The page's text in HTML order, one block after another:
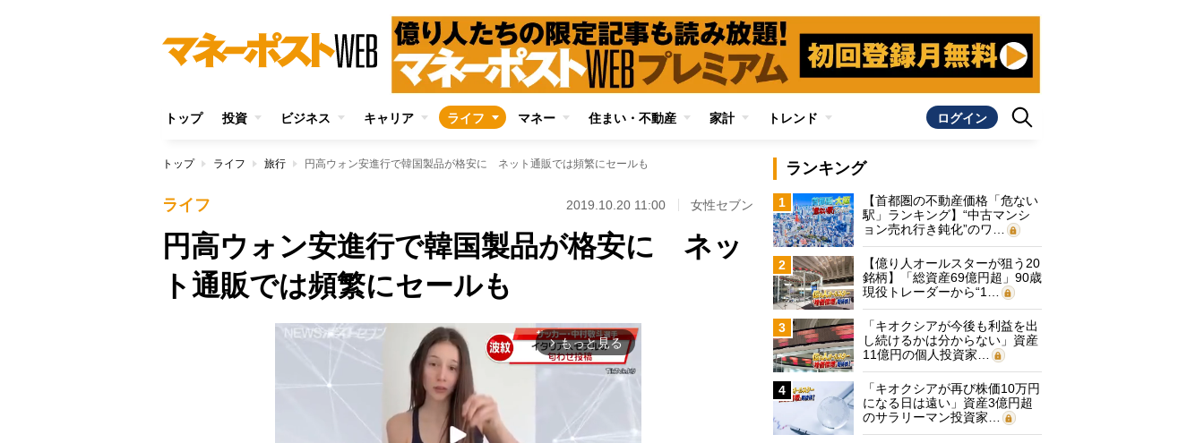
トップ 投資 ビジネス キャリア ライフ マネー 住まい・不動産 家計 トレンド ログイン
トップ ライフ 旅行 円高ウォン安進行で韓国製品が格安に ネット通販では頻繁にセールも
ライフ 2019.10.20 11:00 女性セブン
円高ウォン安進行で韓国製品が格安に ネッ
ト通販では頻繁にセールも
arrow_forward_ios もっと見る
ランキング
1
【首都圏の不動産価格「危ない
駅」ランキング】“中古マンシ
ョン売れ行き鈍化”のワ…
2
【億り人オールスターが狙う20
銘柄】「総資産69億円超」90歳
現役トレーダーから“1…
3
「キオクシアが今後も利益を出
し続けるかは分からない」資産
11億円の個人投資家…
4
「キオクシアが再び株価10万円
になる日は遠い」資産3億円超
のサラリーマン投資家…